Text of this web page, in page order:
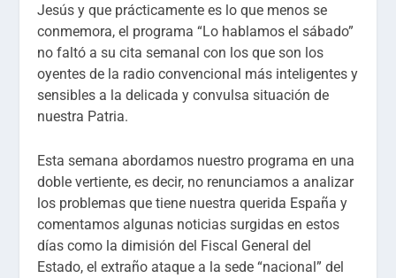
Jesús y que prácticamente es lo que menos se
conmemora, el programa “Lo hablamos el sábado”
no faltó a su cita semanal con los que son los
oyentes de la radio convencional más inteligentes y
sensibles a la delicada y convulsa situación de
nuestra Patria.
Esta semana abordamos nuestro programa en una
doble vertiente, es decir, no renunciamos a analizar
los problemas que tiene nuestra querida España y
comentamos algunas noticias surgidas en estos
días como la dimisión del Fiscal General del
Estado, el extraño ataque a la sede “nacional” del